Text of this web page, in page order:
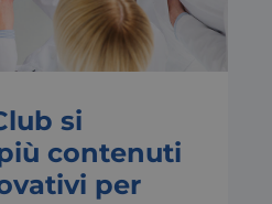
si
contenuti
per